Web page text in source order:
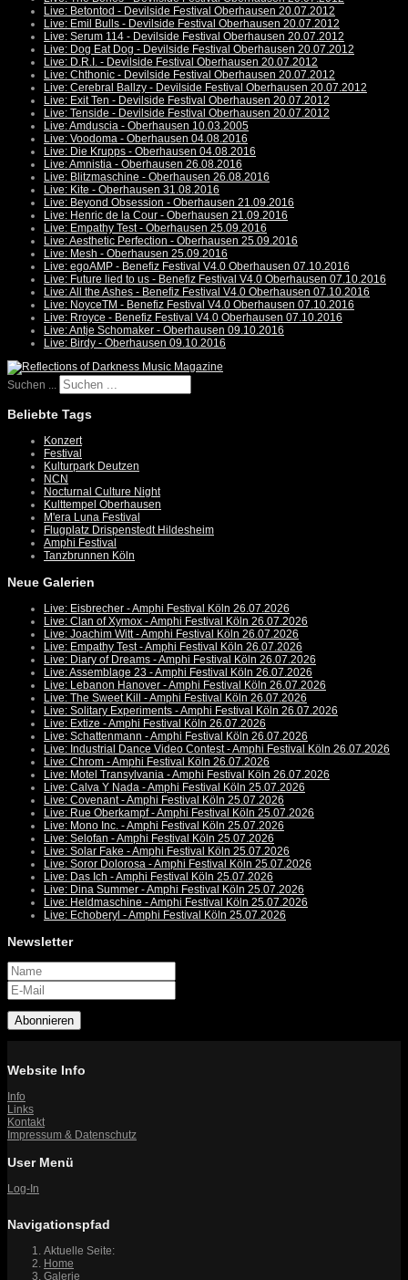
Live: Betontod - Devilside Festival Oberhausen 20.07.2012
Live: Emil Bulls - Devilside Festival Oberhausen 20.07.2012
Live: Serum 114 - Devilside Festival Oberhausen 20.07.2012
Live: Dog Eat Dog - Devilside Festival Oberhausen 20.07.2012
Live: D.R.I. - Devilside Festival Oberhausen 20.07.2012
Live: Chthonic - Devilside Festival Oberhausen 20.07.2012
Live: Cerebral Ballzy - Devilside Festival Oberhausen 20.07.2012
Live: Exit Ten - Devilside Festival Oberhausen 20.07.2012
Live: Tenside - Devilside Festival Oberhausen 20.07.2012
Live: Amduscia - Oberhausen 10.03.2005
Live: Voodoma - Oberhausen 04.08.2016
Live: Die Krupps - Oberhausen 04.08.2016
Live: Amnistia - Oberhausen 26.08.2016
Live: Blitzmaschine - Oberhausen 26.08.2016
Live: Kite - Oberhausen 31.08.2016
Live: Beyond Obsession - Oberhausen 21.09.2016
Live: Henric de la Cour - Oberhausen 21.09.2016
Live: Empathy Test - Oberhausen 25.09.2016
Live: Aesthetic Perfection - Oberhausen 25.09.2016
Live: Mesh - Oberhausen 25.09.2016
Live: egoAMP - Benefiz Festival V4.0 Oberhausen 07.10.2016
Live: Future lied to us - Benefiz Festival V4.0 Oberhausen 07.10.2016
Live: All the Ashes - Benefiz Festival V4.0 Oberhausen 07.10.2016
Live: NoyceTM - Benefiz Festival V4.0 Oberhausen 07.10.2016
Live: Rroyce - Benefiz Festival V4.0 Oberhausen 07.10.2016
Live: Antje Schomaker - Oberhausen 09.10.2016
Live: Birdy - Oberhausen 09.10.2016
Suchen ...
Beliebte Tags
Konzert
Festival
Kulturpark Deutzen
NCN
Nocturnal Culture Night
Kulttempel Oberhausen
M'era Luna Festival
Flugplatz Drispenstedt Hildesheim
Amphi Festival
Tanzbrunnen Köln
Neue Galerien
Live: Eisbrecher - Amphi Festival Köln 26.07.2026
Live: Clan of Xymox - Amphi Festival Köln 26.07.2026
Live: Joachim Witt - Amphi Festival Köln 26.07.2026
Live: Empathy Test - Amphi Festival Köln 26.07.2026
Live: Diary of Dreams - Amphi Festival Köln 26.07.2026
Live: Assemblage 23 - Amphi Festival Köln 26.07.2026
Live: Lebanon Hanover - Amphi Festival Köln 26.07.2026
Live: The Sweet Kill - Amphi Festival Köln 26.07.2026
Live: Solitary Experiments - Amphi Festival Köln 26.07.2026
Live: Extize - Amphi Festival Köln 26.07.2026
Live: Schattenmann - Amphi Festival Köln 26.07.2026
Live: Industrial Dance Video Contest - Amphi Festival Köln 26.07.2026
Live: Chrom - Amphi Festival Köln 26.07.2026
Live: Motel Transylvania - Amphi Festival Köln 26.07.2026
Live: Calva Y Nada - Amphi Festival Köln 25.07.2026
Live: Covenant - Amphi Festival Köln 25.07.2026
Live: Rue Oberkampf - Amphi Festival Köln 25.07.2026
Live: Mono Inc. - Amphi Festival Köln 25.07.2026
Live: Selofan - Amphi Festival Köln 25.07.2026
Live: Solar Fake - Amphi Festival Köln 25.07.2026
Live: Soror Dolorosa - Amphi Festival Köln 25.07.2026
Live: Das Ich - Amphi Festival Köln 25.07.2026
Live: Dina Summer - Amphi Festival Köln 25.07.2026
Live: Heldmaschine - Amphi Festival Köln 25.07.2026
Live: Echoberyl - Amphi Festival Köln 25.07.2026
Newsletter
Abonnieren
Website Info
Info
Links
Kontakt
Impressum & Datenschutz
User Menü
Log-In
Navigationspfad
Aktuelle Seite:
Home
Galerie